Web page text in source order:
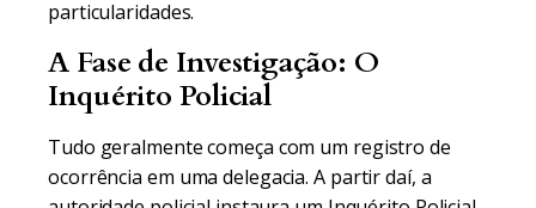
particularidades.
A Fase de Investigação: O
Inquérito Policial
Tudo geralmente começa com um registro de
ocorrência em uma delegacia. A partir daí, a